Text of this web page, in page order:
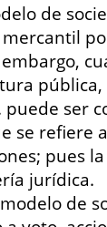
de
puede
se refiere
pues
jurídica.
de